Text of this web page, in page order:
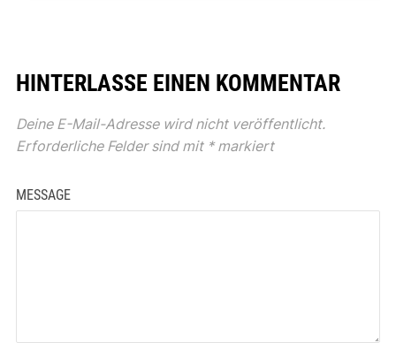
HINTERLASSE EINEN KOMMENTAR
Deine E-Mail-Adresse wird nicht veröffentlicht.
Erforderliche Felder sind mit *markiert
MESSAGE